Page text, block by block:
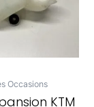
Occasions
KTM